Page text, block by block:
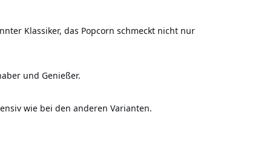
Klassiker, das Popcorn schmeckt nicht nur
und Genießer.
wie bei den anderen Varianten.